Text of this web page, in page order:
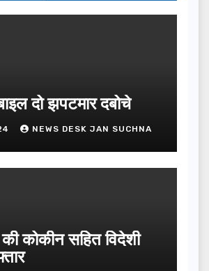
दो झपटमार दबोचे
NEWS DESK JAN SUCHNA
कोकीन सहित विदेशी